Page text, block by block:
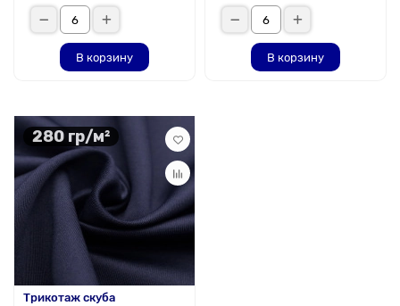
В корзину В корзину
280 гр/м²
Трикотаж скуба